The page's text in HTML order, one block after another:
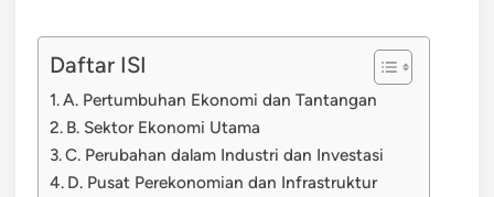
Daftar ISI
A. Pertumbuhan Ekonomi dan Tantangan
B. Sektor Ekonomi Utama
C. Perubahan dalam Industri dan Investasi
D. Pusat Perekonomian dan Infrastruktur